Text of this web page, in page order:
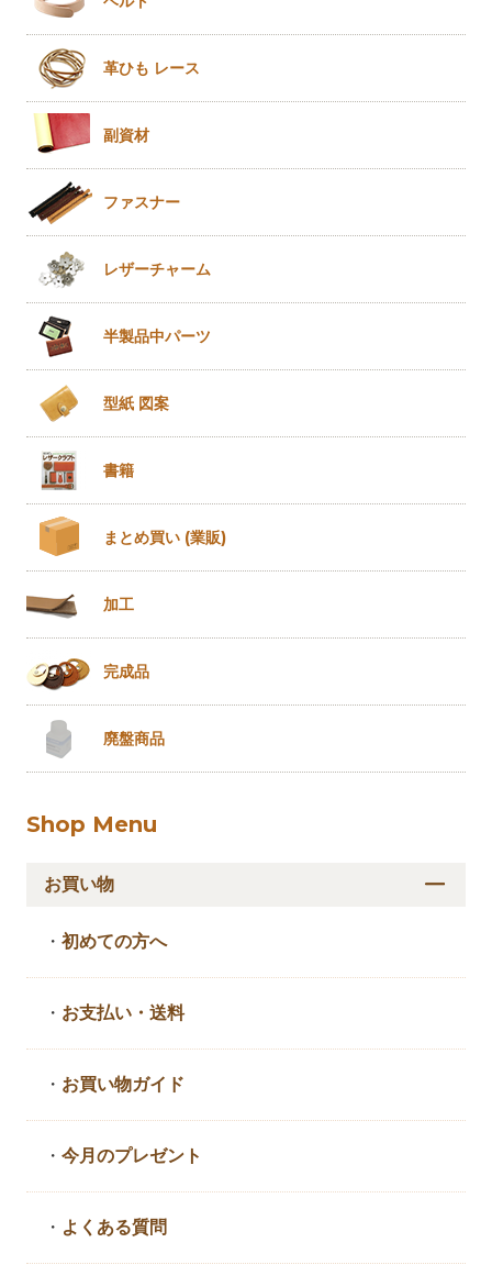
革ひも レース
副資材
ファスナー
レザーチャーム
半製品中パーツ
型紙 図案
書籍
まとめ買い (業販)
加工
完成品
廃盤商品
Shop Menu
お買い物
・初めての方へ
・ お支払い・送料
・ お買い物ガイド
・今月のプレゼント
・ よくある質問